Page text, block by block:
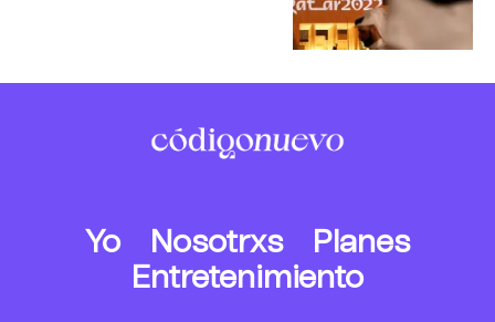
Yo Nosotrxs
Planes
Entretenimiento